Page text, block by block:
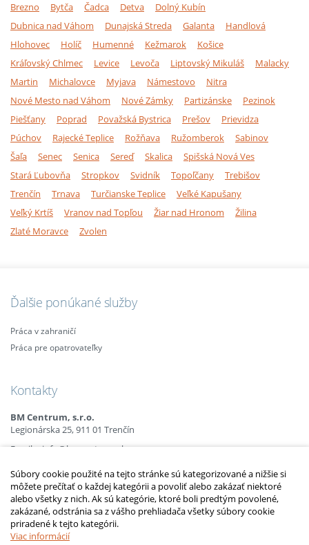
Brezno
Bytča Čadca Detva
Dolný Kubín
Dubnica nad Váhom
Dunajská Streda Galanta
Handlová
Hlohovec
Holíč Humenné Kežmarok
Košice
Kráľovský Chlmec
Levice Levoča Liptovský Mikuláš
Malacky
Martin
Michalovce Myjava Námestovo
Nitra
Nové Mesto nad Váhom
Nové Zámky Partizánske
Pezinok
Piešťany
Poprad Považská Bystrica Prešov
Prievidza
Púchov
Rajecké Teplice Rožňava Ružomberok
Sabinov
Šaľa
Senec Senica Sereď Skalica
Spišská Nová Ves
Stará Ľubovňa
Stropkov Svidník Topoľčany
Trebišov
Trenčín
Trnava Turčianske Teplice
Veľké Kapušany
Veľký Krtíš
Vranov nad Topľou Žiar nad Hronom
Žilina
Zlaté Moravce
Zvolen
Ďalšie ponúkané služby
Práca v zahraničí
Práca pre opatrovateľky
Kontakty
BM Centrum, s.r.o.
Legionárska 25, 911 01 Trenčín
Email: info@bmcentrum.sk
+421 (0)910 385 238
+421 (0)949 152 774
2010 – 2014 © Copyrightopatrovatelsky-kurz.sk
Upraviť nastavenia Cookies
Súbory cookie použité na tejto stránke sú kategorizované a nižšie si
môžete prečítať o každej kategórii a povoliť alebo zakázať niektoré
alebo všetky z nich. Ak sú kategórie, ktoré boli predtým povolené,
zakázané, odstránia sa z vášho prehliadača všetky súbory cookie
priradené k tejto kategórii.
Viac informácií